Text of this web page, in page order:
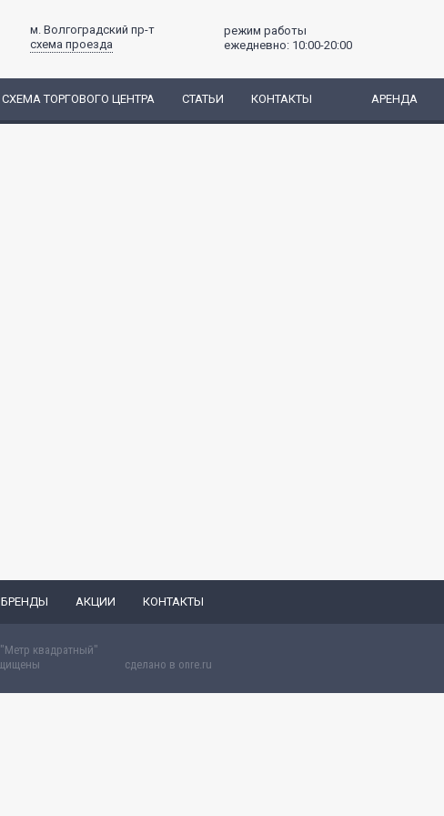
м. Волгоградский пр-т
схема проезда
режим работы
ежедневно: 10:00-20:00
СХЕМА ТОРГОВОГО ЦЕНТРА СТАТЬИ КОНТАКТЫ АРЕНДА
БРЕНДЫ АКЦИИ КОНТАКТЫ
квадратный"
сделано в onre.ru